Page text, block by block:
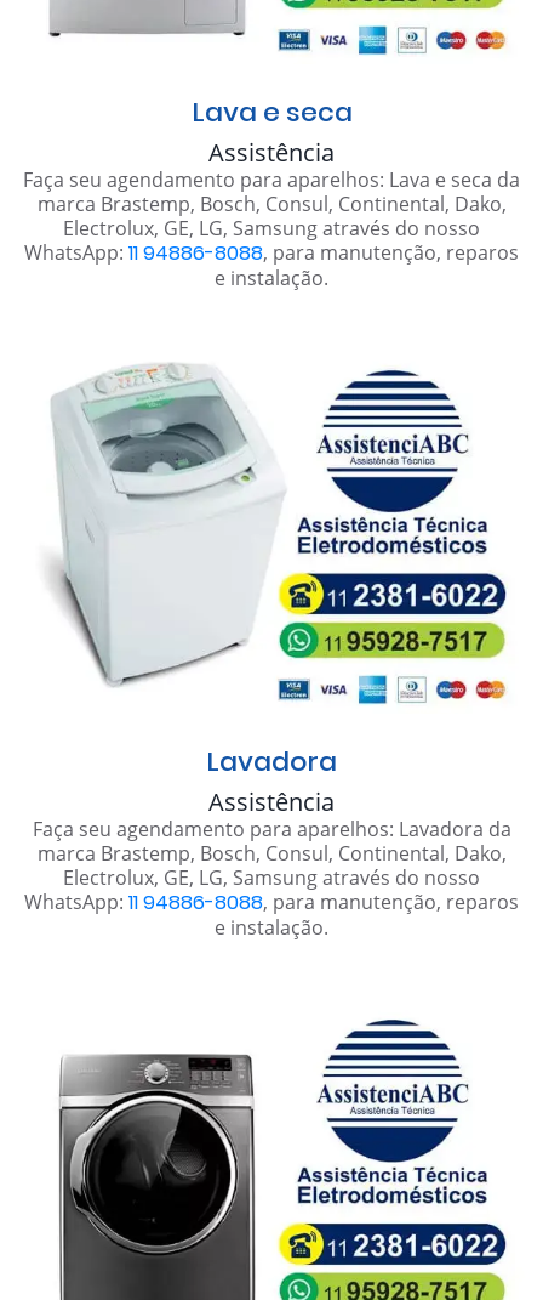
Lava e seca
Assistência
Faça seu agendamento para aparelhos: Lava e seca da
marca Brastemp, Bosch, Consul, Continental, Dako,
Electrolux, GE, LG, Samsung através do nosso
WhatsApp: 11 94886-8088, para manutenção, reparos
e instalação.
Lavadora
Assistência
Faça seu agendamento para aparelhos: Lavadora da
marca Brastemp, Bosch, Consul, Continental, Dako,
Electrolux, GE, LG, Samsung através do nosso
WhatsApp: 11 94886-8088, para manutenção, reparos
e instalação.